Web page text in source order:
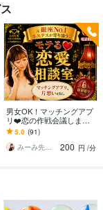
男女OK！マッチングアプ
リ❤️恋の作戦会議します
メッセージの内容✨デート
の誘い方⭐会話練習✨etc
5.0 (91)
みーみ先生❤恋愛パーソナルトレーナー
200 円 /分